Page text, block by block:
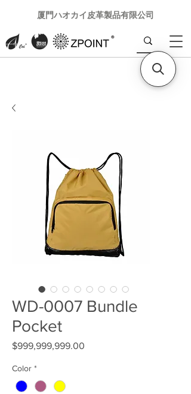
厦門ハオカイ皮革製品有限公司
WD-0007 Bundle
Pocket
$999,999,999.00
Color *